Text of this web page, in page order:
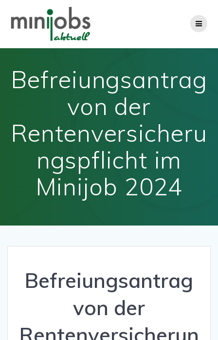
Befreiungsantrag
von der
Rentenversicheru
ngspflicht im
Minijob 2024
Befreiungsantrag
von der